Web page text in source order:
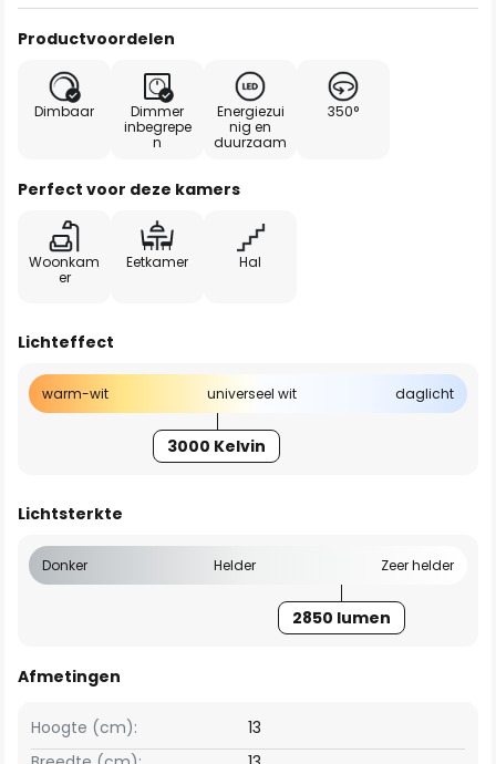
Productvoordelen
Dimbaar
Dimmer
inbegrepe
n
Energiezui
nig en
duurzaam
350°
Perfect voor deze kamers
Woonkam
er
Eetkamer Hal
Lichteffect
warm-wit universeel wit daglicht
3000 Kelvin
Lichtsterkte
Donker Helder Zeer helder
2850 lumen
Afmetingen
Hoogte (cm): 13